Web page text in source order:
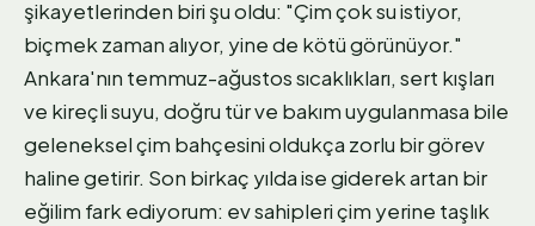
şikayetlerinden biri şu oldu: "Çim çok su istiyor,
biçmek zaman alıyor, yine de kötü görünüyor."
Ankara'nın temmuz-ağustos sıcaklıkları, sert kışları
ve kireçli suyu, doğru tür ve bakım uygulanmasa bile
geleneksel çim bahçesini oldukça zorlu bir görev
haline getirir. Son birkaç yılda ise giderek artan bir
eğilim fark ediyorum: ev sahipleri çim yerine taşlık